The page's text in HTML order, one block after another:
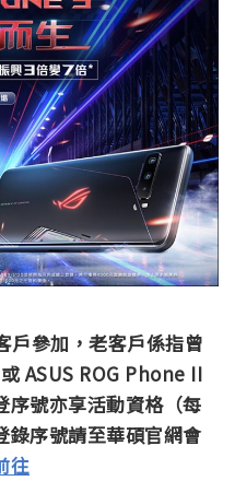
戶參加，老客戶係指曾
ASUS ROG Phone II
序號亦享活動資格（每
錄序號請至華碩官網會
往